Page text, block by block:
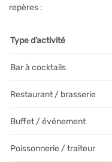
repères :
Type d’activité
Bar à cocktails
Restaurant / brasserie
Buffet / événement
Poissonnerie / traiteur